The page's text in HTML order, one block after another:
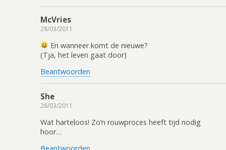
McVries
28/03/2011
En wanneer komt de nieuwe?
(Tja, het leven gaat door)
Beantwoorden
She
28/03/2011
Wat harteloos! Zo’n rouwproces heeft tijd nodig
hoor…